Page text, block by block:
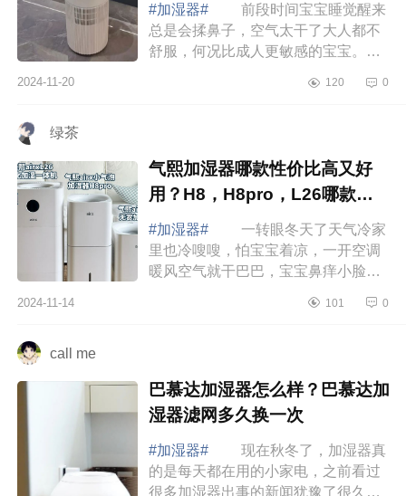
#加湿器#
前段时间宝宝睡觉醒来
总是会揉鼻子，空气太干了大人都不
舒服，何况比成人更敏感的宝宝。做
器，宝宝的皮痒、鼻敏感等干燥症状
2024-11-20 120 0
绿茶
气熙加湿器哪款性价比高又好
用？H8，H8pro，L26哪款值
得入手
#加湿器#
一转眼冬天了天气冷家
里也冷嗖嗖，怕宝宝着凉，一开空调
暖风空气就干巴巴，宝宝鼻痒小脸干
严重，准备安排一台加湿器来改善家
2024-11-14 101 0
call me
巴慕达加湿器怎么样？巴慕达加
湿器滤网多久换一次
#加湿器#
现在秋冬了，加湿器真
的是每天都在用的小家电，之前看过
很多加湿器出事的新闻犹豫了很久才